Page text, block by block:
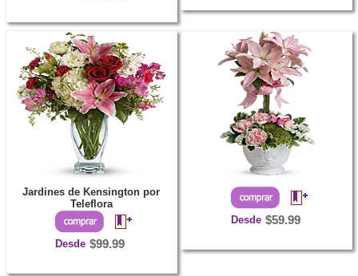
Jardines de Kensington por
Teleflora
Desde $99.99
Desde $59.99